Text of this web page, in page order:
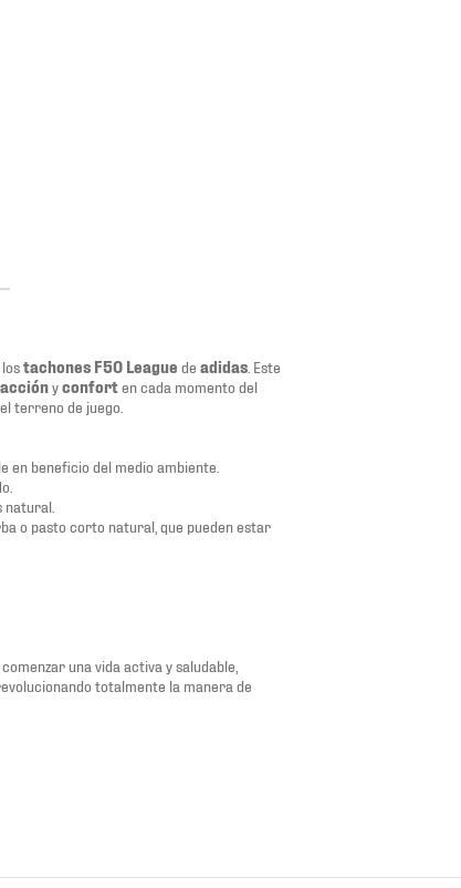
tachones F50 League de adidas . Este
yconforten cada momento del
terreno de juego.
en beneficio del medio ambiente.
natural.
o pasto corto natural, que pueden estar
una vida activa y saludable,
totalmente la manera de